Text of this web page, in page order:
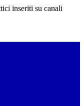
inseriti su canali